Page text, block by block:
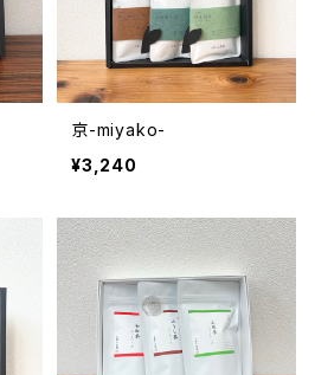
京-miyako-
¥3,240